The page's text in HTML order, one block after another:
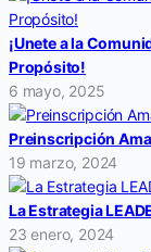
¡Unete a la
Propósito!
6 mayo, 2025
Preinscripción
19 marzo, 2024
La Estrategia
23 enero, 2024